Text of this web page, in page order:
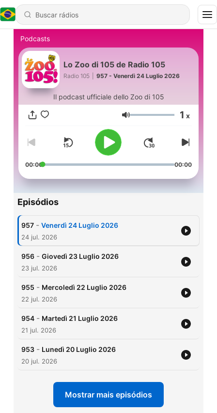
Podcasts
Lo Zoo di 105 de Radio 105
Radio 105 957 - Venerdì 24 Luglio 2026
Il podcast ufficiale dello Zoo di 105
Volume 1 x
00:00 00:00
Episódios
957 - Venerdì 24 Luglio 2026
24 jul. 2026
956 - Giovedì 23 Luglio 2026
23 jul. 2026
955 - Mercoledì 22 Luglio 2026
22 jul. 2026
954 - Martedì 21 Luglio 2026
21 jul. 2026
953 - Lunedì 20 Luglio 2026
20 jul. 2026
Mostrar mais episódios